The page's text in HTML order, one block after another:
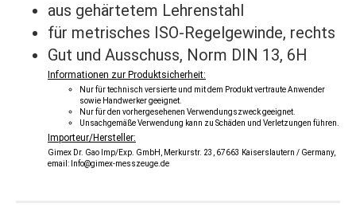
aus gehärtetem Lehrenstahl
für metrisches ISO-Regelgewinde, rechts
Gut und Ausschuss, Norm DIN 13, 6H
Informationen zur Produktsicherheit:
Nur für technisch versierte und mit dem Produkt vertraute Anwender
sowie Handwerker geeignet.
Nur für den vorhergesehenen Verwendungszweck geeignet.
Unsachgemäße Verwendung kann zu Schäden und Verletzungen führen.
Importeur/Hersteller:
Gimex Dr. Gao Imp/Exp. GmbH, Merkurstr. 23, 67663 Kaiserslautern / Germany,
email: Info@gimex-messzeuge.de